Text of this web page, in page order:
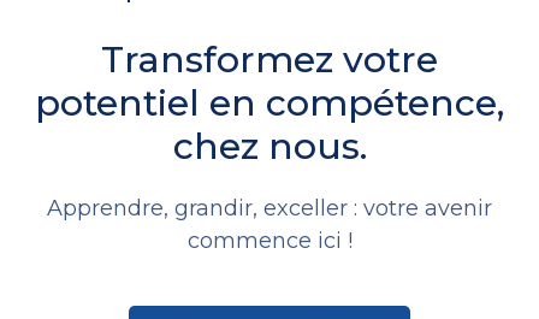
Transformez votre
potentiel en compétence,
chez nous.
Apprendre, grandir, exceller : votre avenir
commence ici !